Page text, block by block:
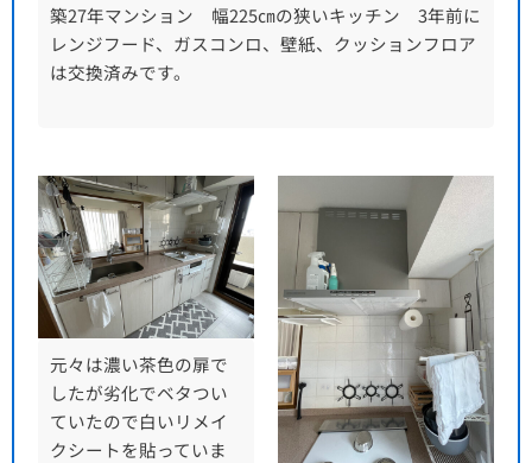
築27年マンション 幅225㎝の狭いキッチン 3年前に
レンジフード、ガスコンロ、壁紙、クッションフロア
は交換済みです。
元々は濃い茶色の扉で
したが劣化でベタつい
ていたので白いリメイ
クシートを貼っていま